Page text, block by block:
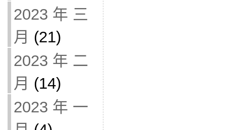
2023 年 三
月 (21)
2023 年 二
月 (14)
2023 年 一